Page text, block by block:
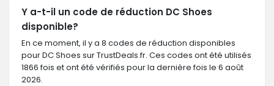
Y a-t-il un code de réduction DC Shoes
disponible?
En ce moment, il y a 8 codes de réduction disponibles
pour DC Shoes sur TrustDeals.fr. Ces codes ont été utilisés
1866 fois et ont été vérifiés pour la dernière fois le 6 août
2026.